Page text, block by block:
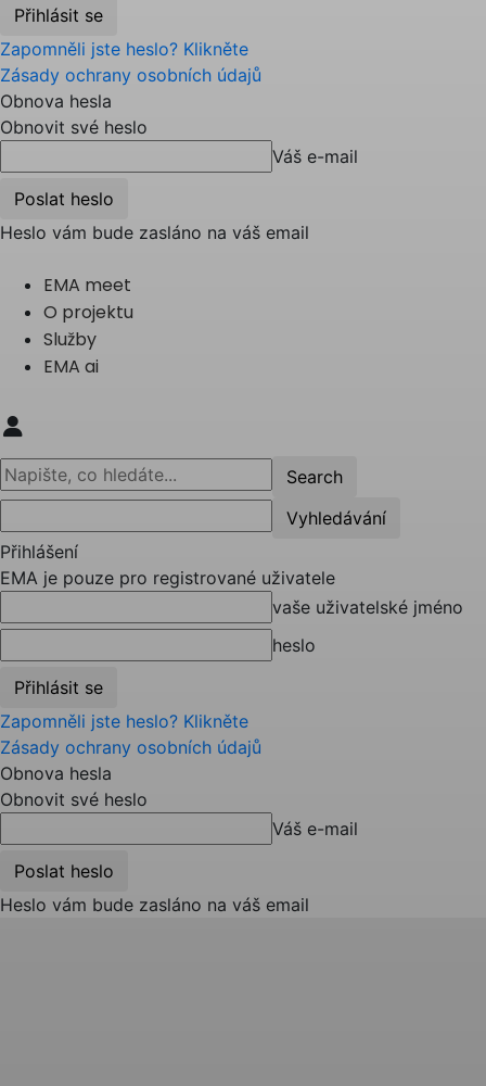
Zapomněli jste heslo? Klikněte
Zásady ochrany osobních údajů
Obnova hesla
Obnovit své heslo
Váš e-mail
Heslo vám bude zasláno na váš email
EMA meet
O projektu
Služby
EMA ai
Přihlášení
EMA je pouze pro registrované uživatele
vaše uživatelské jméno
heslo
Zapomněli jste heslo? Klikněte
Zásady ochrany osobních údajů
Obnova hesla
Obnovit své heslo
Váš e-mail
Heslo vám bude zasláno na váš email